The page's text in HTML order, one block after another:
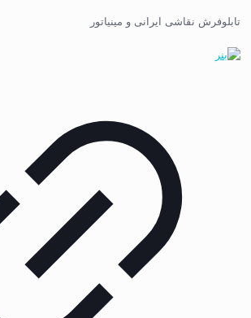
تابلوفرش نقاشی ایرانی و مینیاتور